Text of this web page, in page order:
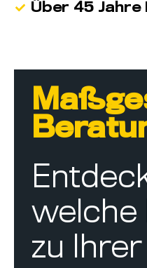
Über 45
welche
zu